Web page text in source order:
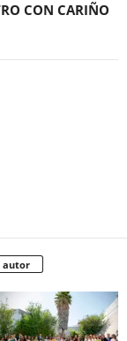
CON CARIÑO
autor